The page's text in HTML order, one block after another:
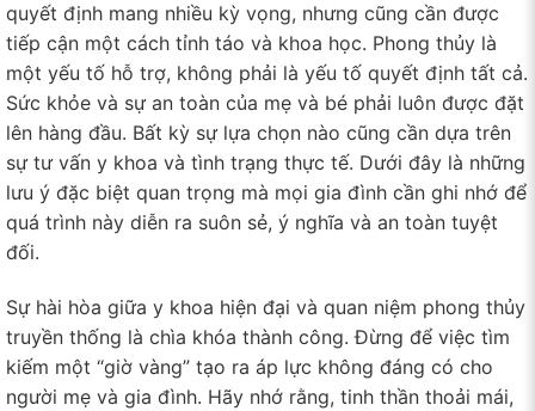
quyết định mang nhiều kỳ vọng, nhưng cũng cần được
tiếp cận một cách tỉnh táo và khoa học. Phong thủy là
một yếu tố hỗ trợ, không phải là yếu tố quyết định tất cả.
Sức khỏe và sự an toàn của mẹ và bé phải luôn được đặt
lên hàng đầu. Bất kỳ sự lựa chọn nào cũng cần dựa trên
sự tư vấn y khoa và tình trạng thực tế. Dưới đây là những
lưu ý đặc biệt quan trọng mà mọi gia đình cần ghi nhớ để
quá trình này diễn ra suôn sẻ, ý nghĩa và an toàn tuyệt
đối.
Sự hài hòa giữa y khoa hiện đại và quan niệm phong thủy
truyền thống là chìa khóa thành công. Đừng để việc tìm
kiếm một “giờ vàng” tạo ra áp lực không đáng có cho
người mẹ và gia đình. Hãy nhớ rằng, tinh thần thoải mái,